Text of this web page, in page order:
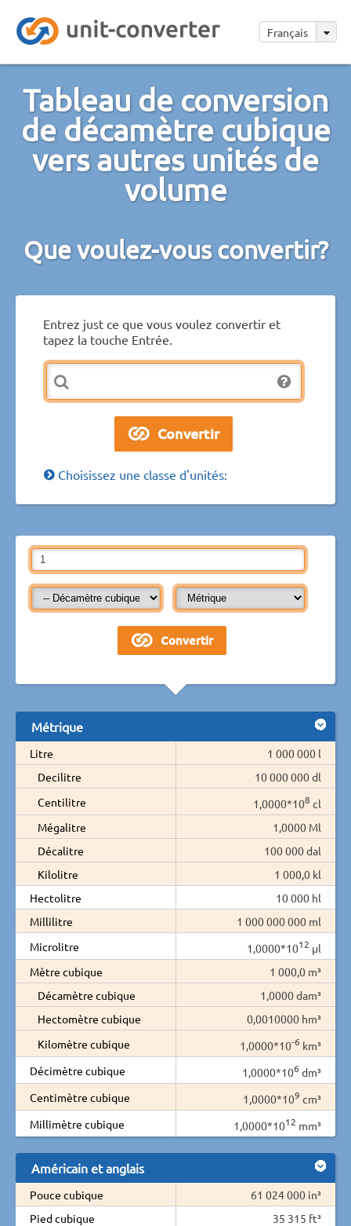
Français
Tableau de conversion
de décamètre cubique
vers autres unités de
volume
Que voulez-vous convertir?
Entrez just ce que vous voulez convertir et
tapez la touche Entrée.
Choisissez une classe d'unités:
Métrique
Litre
1 000 000 l
Decilitre
10 000 000 dl
Centilitre
1,0000*108 cl
Mégalitre
1,0000 Ml
Décalitre
100 000 dal
Kilolitre
1 000,0 kl
Hectolitre
10 000 hl
Millilitre
1 000 000 000 ml
Microlitre
1,0000*1012 µl
Mètre cubique
1 000,0 m³
Décamètre cubique
1,0000 dam³
Hectomètre cubique
0,0010000 hm³
Kilomètre cubique
1,0000*10-6 km³
Décimètre cubique
1,0000*106 dm³
Centimètre cubique
1,0000*109 cm³
Millimètre cubique
1,0000*1012 mm³
Américain et anglais
Pouce cubique
61 024 000 in³
Pied cubique
35 315 ft³